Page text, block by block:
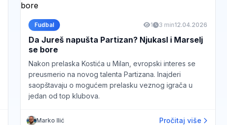
Fudbal 1 3 min12.04.2026
Da Jureš napušta Partizan? Njukasl i Marselj
se bore
Nakon prelaska Kostića u Milan, evropski interes se
preusmerio na novog talenta Partizana. Inajderi
saopštavaju o mogućem prelasku veznog igrača u
jedan od top klubova.
Marko Ilić Pročitaj više